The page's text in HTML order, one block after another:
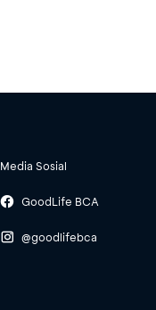
Media Sosial
GoodLife BCA
@goodlifebca